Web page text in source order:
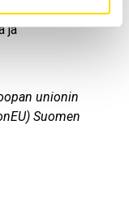
yhteisö- ja
ja
unionin
Suomen